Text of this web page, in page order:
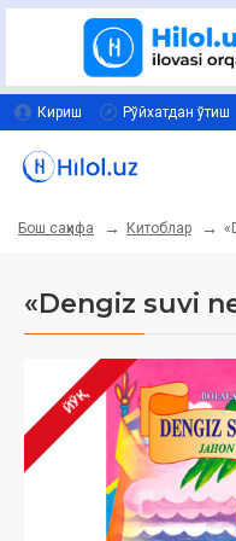
Кириш Рўйхатдан ўтиш
Бош саҳифа Китоблар
«Dengiz suvi
ЙЎҚ